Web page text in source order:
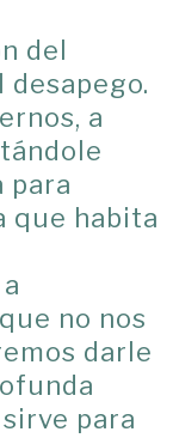
del
desapego.
a
para
que habita
no nos
darle
para